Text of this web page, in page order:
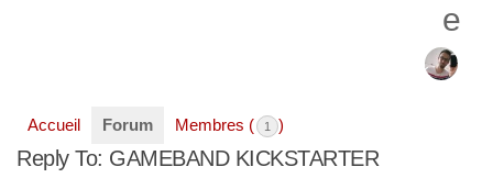
e
Accueil Forum Membres ( 1 )
Reply To: GAMEBAND KICKSTARTER